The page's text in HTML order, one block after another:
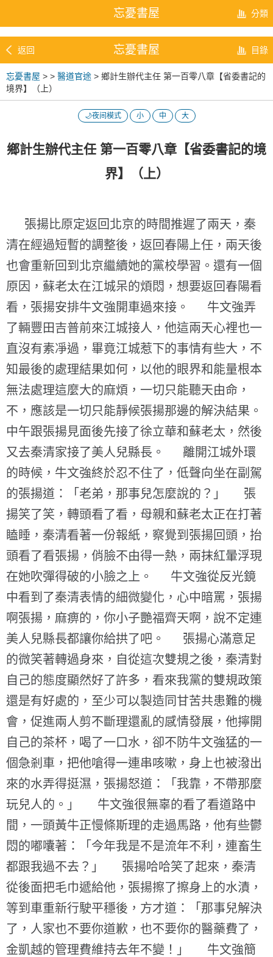
忘憂書屋 分類
返回 忘憂書屋 目錄
忘憂書屋 > > 醫道官途 > 鄉計生辦代主任 第一百零八章【省委書記的
境界】（上）
🌙夜间模式 小 中 大
鄉計生辦代主任 第一百零八章【省委書記的境
界】（上）
張揚比原定返回北京的時間推遲了兩天，秦
清在經過短暫的調整後，返回春陽上任，兩天後
也會重新回到北京繼續她的黨校學習。還有一個
原因，蘇老太在江城呆的煩悶，想要返回春陽看
看，張揚安排牛文強開車過來接。 牛文強弄
了輛豐田吉普前來江城接人，他這兩天心裡也一
直沒有素凈過，畢竟江城惹下的事情有些大，不
知最後的處理結果如何，以他的眼界和能量根本
無法處理這麼大的麻煩，一切只能聽天由命，
不，應該是一切只能靜候張揚那邊的解決結果。
中午跟張揚見面後先接了徐立華和蘇老太，然後
又去秦清家接了美人兒縣長。 離開江城外環
的時候，牛文強終於忍不住了，低聲向坐在副駕
的張揚道：「老弟，那事兒怎麼說的？」 張
揚笑了笑，轉頭看了看，母親和蘇老太正在打著
瞌睡，秦清看著一份報紙，察覺到張揚回頭，抬
頭看了看張揚，俏臉不由得一熱，兩抹紅暈浮現
在她吹彈得破的小臉之上。 牛文強從反光鏡
中看到了秦清表情的細微變化，心中暗罵，張揚
啊張揚，麻痹的，你小子艷福齊天啊，說不定連
美人兒縣長都讓你給拱了吧。 張揚心滿意足
的微笑著轉過身來，自從這次雙規之後，秦清對
自己的態度顯然好了許多，看來我黨的雙規政策
還是有好處的，至少可以製造同甘苦共患難的機
會，促進兩人剪不斷理還亂的感情發展，他擰開
自己的茶杯，喝了一口水，卻不防牛文強猛的一
個急剎車，把他嗆得一連串咳嗽，身上也被潑出
來的水弄得挺濕，張揚怒道：「我靠，不帶那麼
玩兒人的。」 牛文強很無辜的看了看道路中
間，一頭黃牛正慢條斯理的走過馬路，他有些鬱
悶的嘟囔著：「今年我是不是流年不利，連畜生
都跟我過不去？」 張揚哈哈笑了起來，秦清
從後面把毛巾遞給他，張揚擦了擦身上的水漬，
等到車重新行駛平穩後，方才道：「那事兒解決
了，人家也不要你道歉，也不要你的醫藥費了，
金凱越的管理費維持去年不變！」 牛文強簡